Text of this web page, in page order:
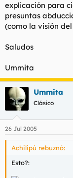
explicación para
presuntas
(como la visión
Saludos
Ummita
Ummita
Clásico
26 Jul 2005
Achilipú rebuznó:
Esto?: